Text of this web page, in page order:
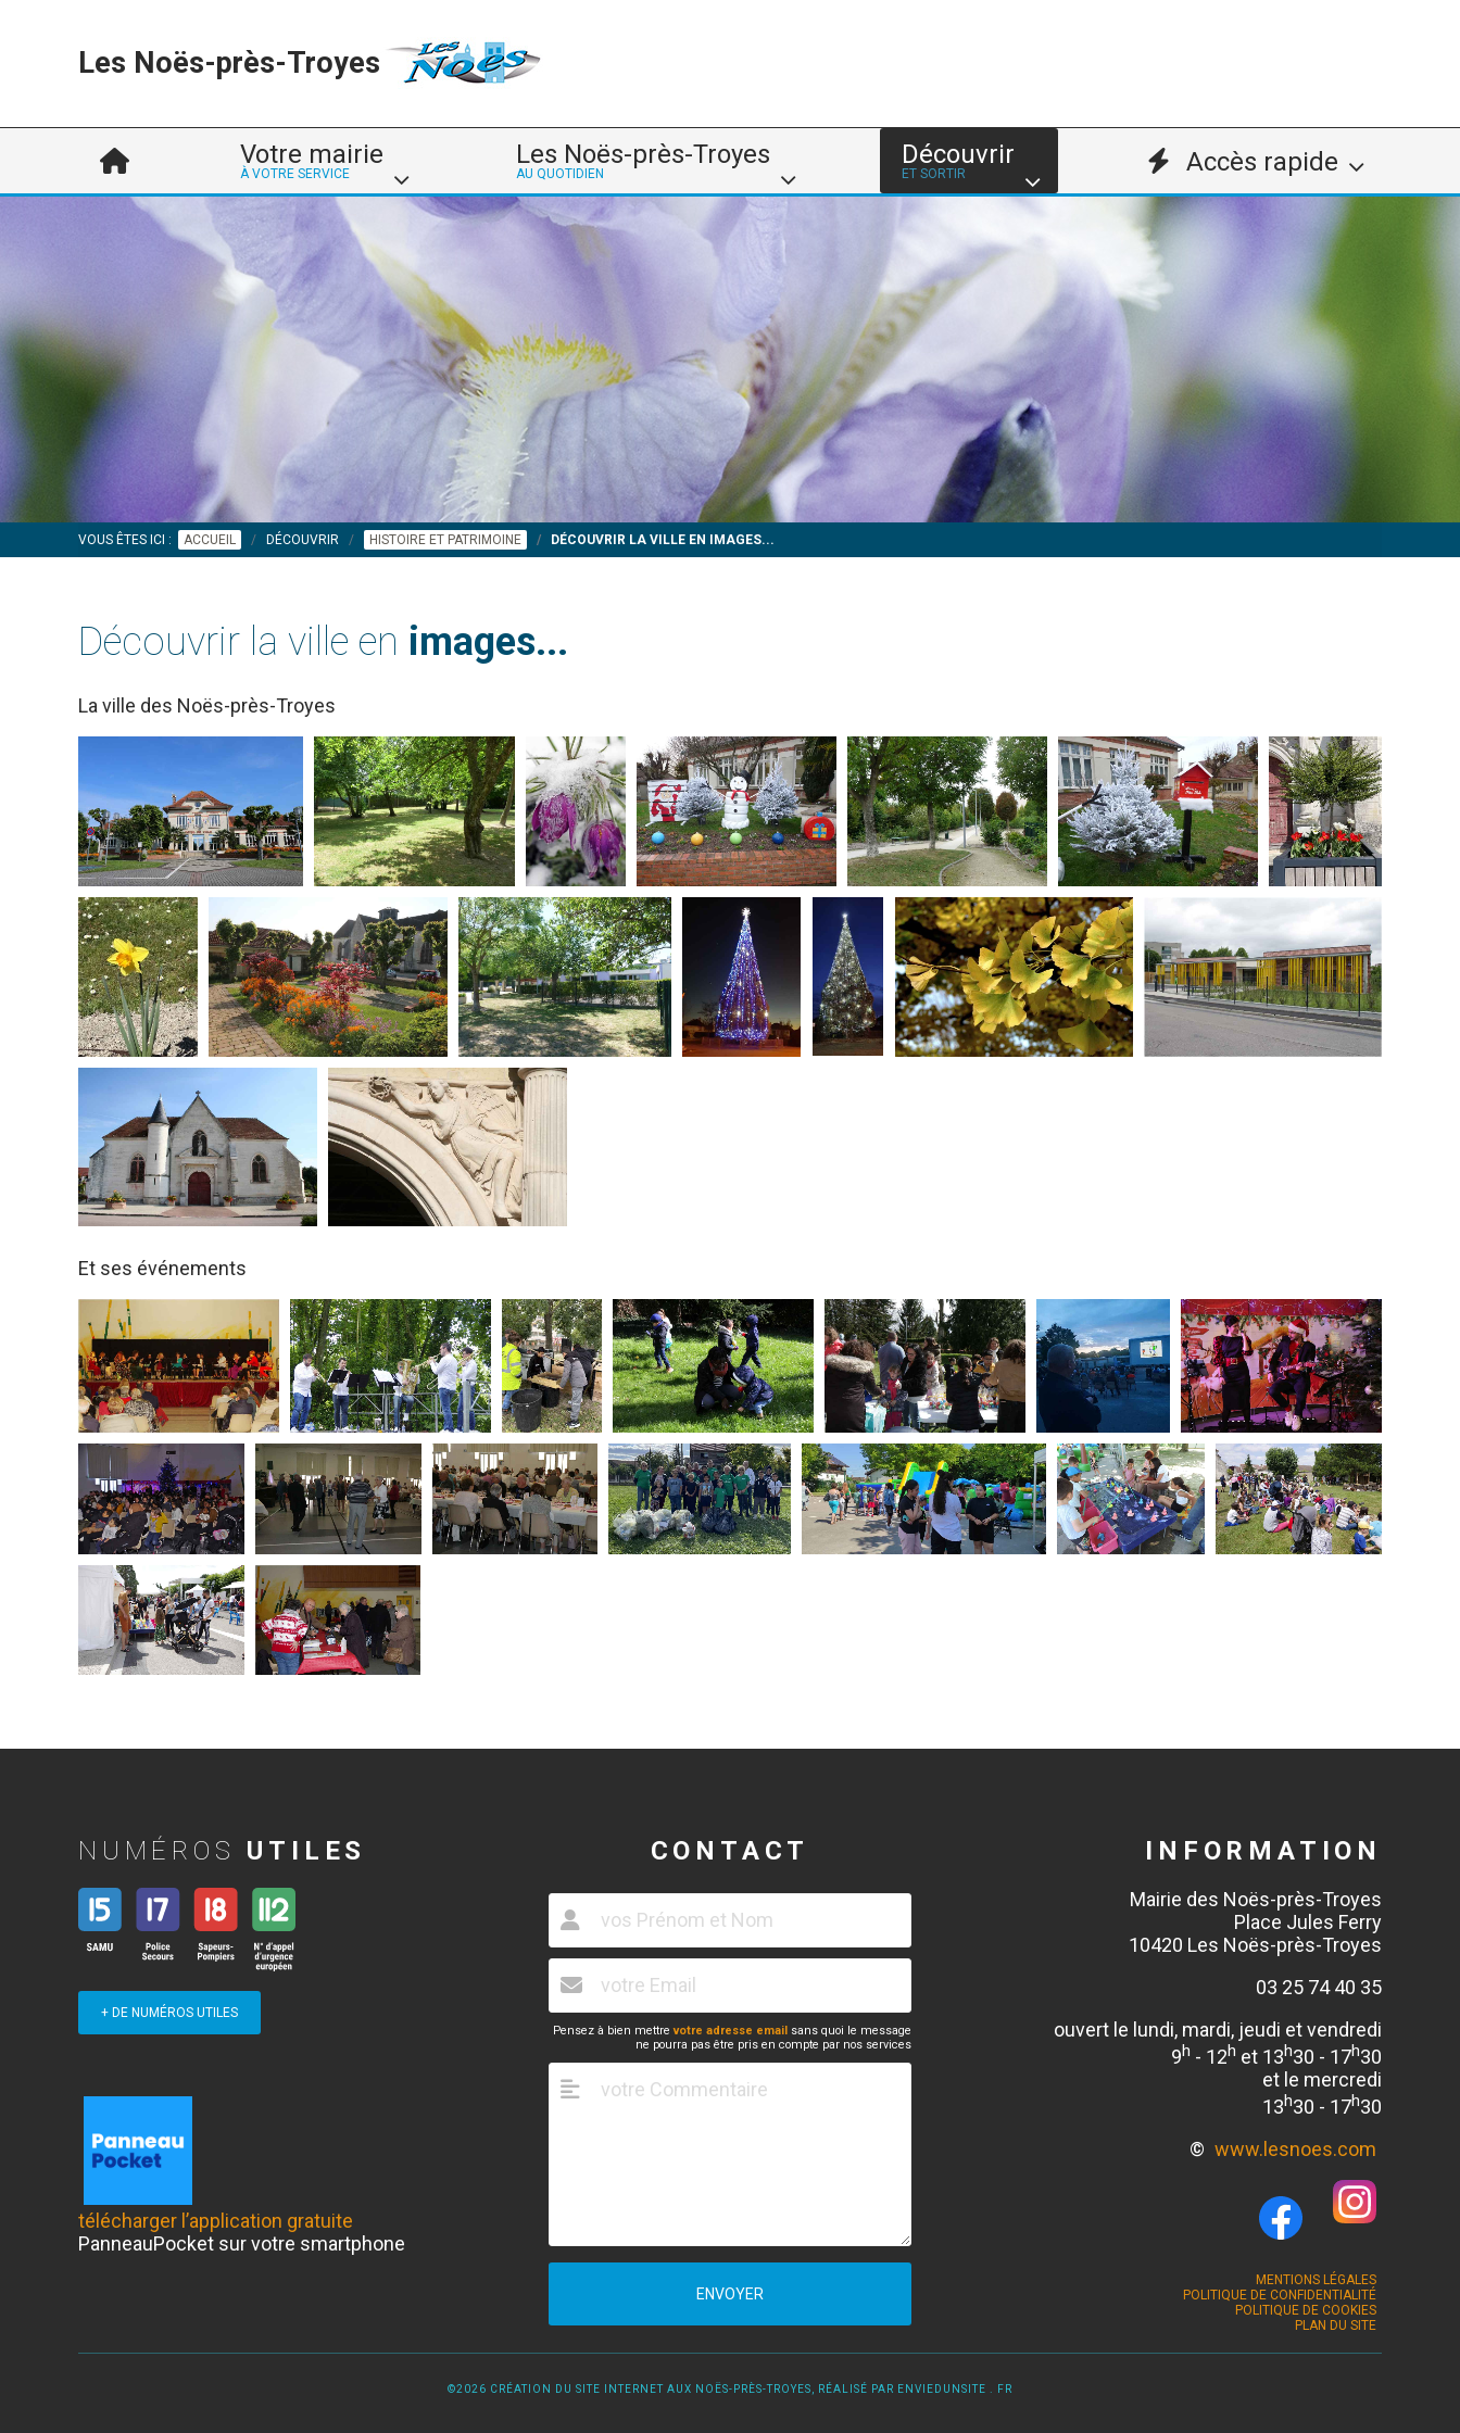
Les Noës-près-Troyes
Votre mairie
À VOTRE SERVICE
Les Noës-près-Troyes
AU QUOTIDIEN
Découvrir
ET SORTIR Accès rapide
VOUS ÊTES ICI : ACCUEIL DÉCOUVRIR HISTOIRE ET PATRIMOINE DÉCOUVRIR LA VILLE EN IMAGES...
Découvrir la ville en images...
La ville des Noës-près-Troyes
Et ses événements
NUMÉROS UTILES
+ DE NUMÉROS UTILES
télécharger l’application gratuite
PanneauPocket sur votre smartphone
CONTACT
Pensez à bien mettrevotre adresse email sans quoi le message
ne pourra pas être pris en compte par nos services
ENVOYER
INFORMATION
Mairie des Noës-près-Troyes
Place Jules Ferry
10420 Les Noës-près-Troyes
03 25 74 40 35
ouvert le lundi, mardi, jeudi et vendredi
9h - 12h et 13h30 - 17h30
et le mercredi
13h30 - 17h30
© www.lesnoes.com
MENTIONS LÉGALES
POLITIQUE DE CONFIDENTIALITÉ
POLITIQUE DE COOKIES
PLAN DU SITE
©2026 CRÉATION DU SITE INTERNET AUX NOËS-PRÈS-TROYES, RÉALISÉ PAR ENVIEDUNSITE . FR